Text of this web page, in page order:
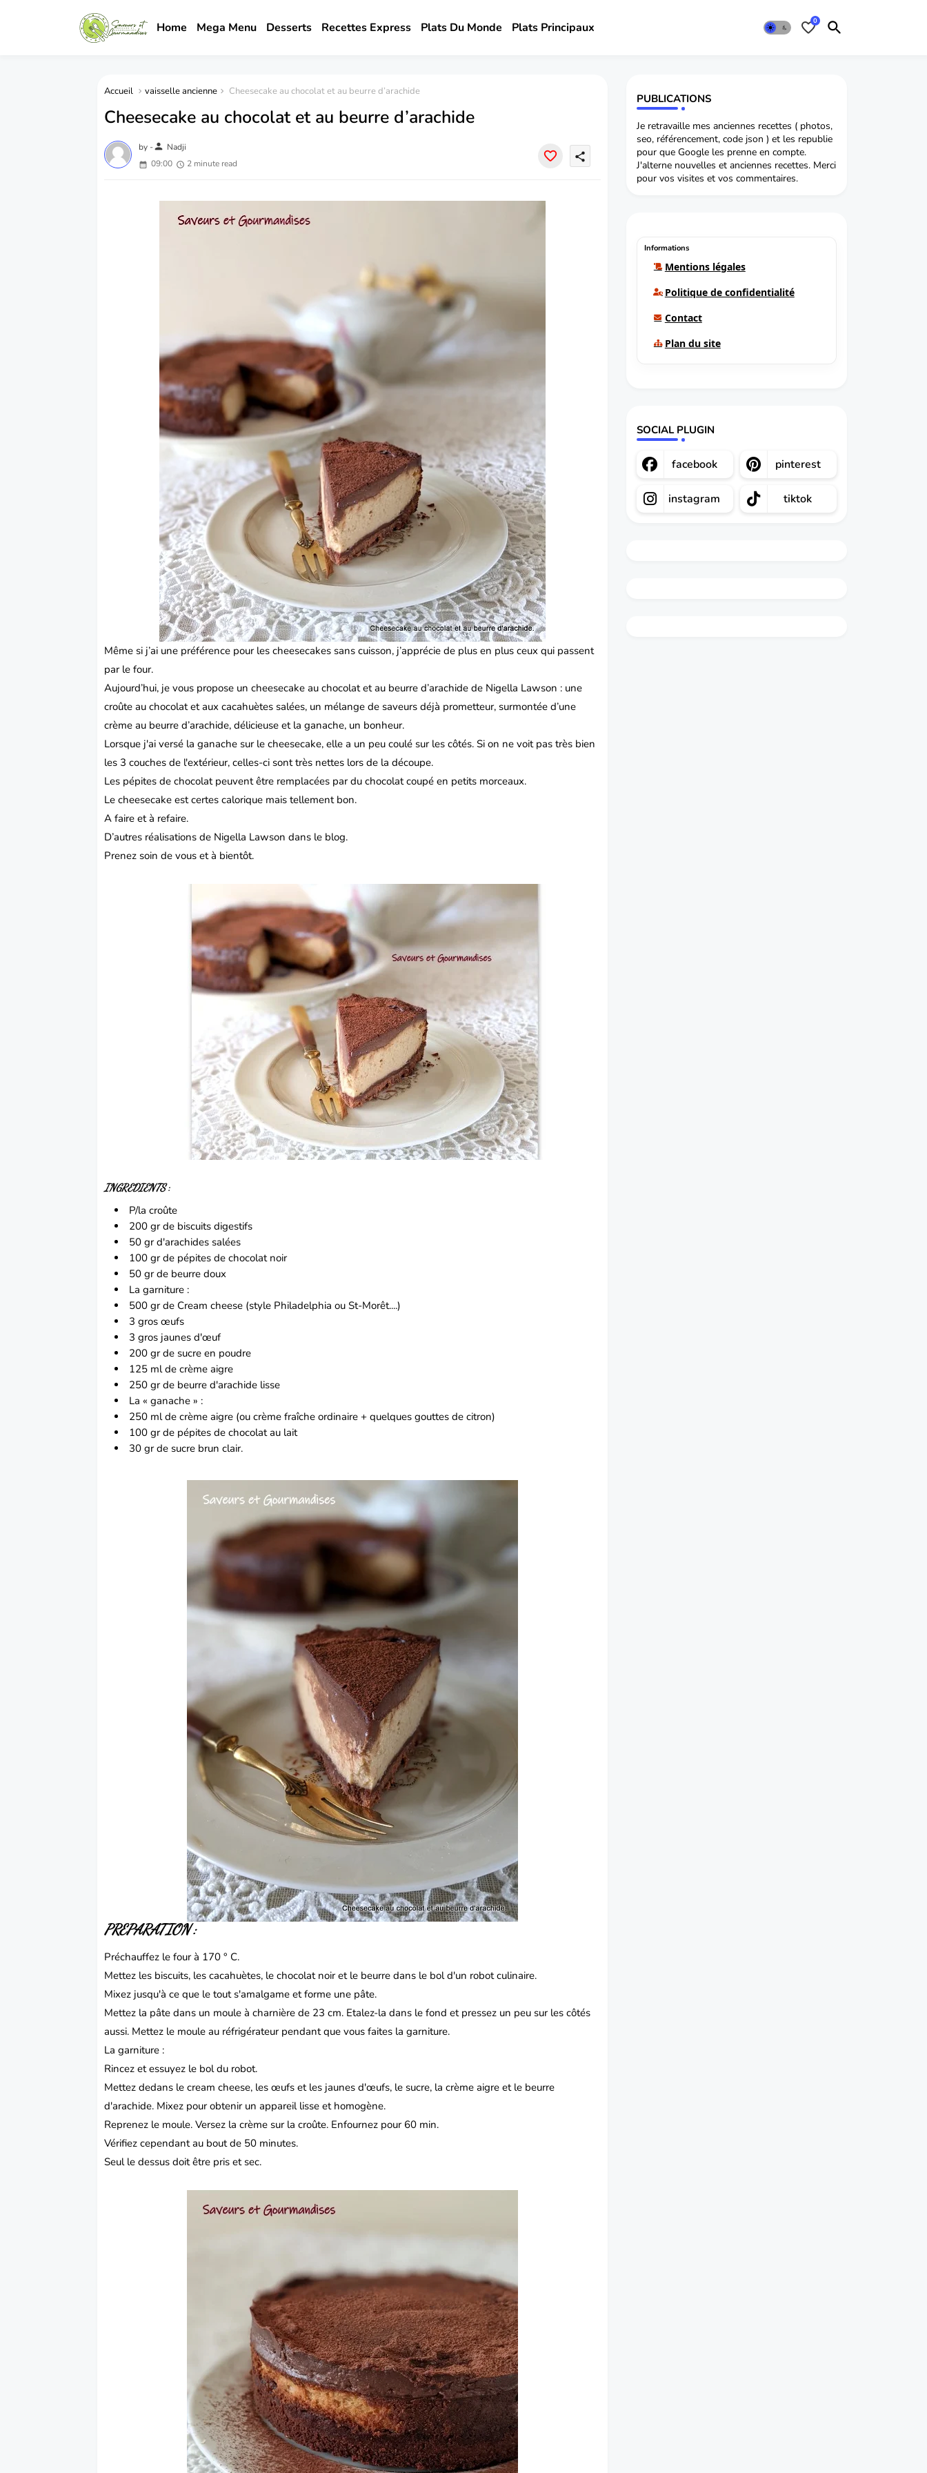
Home Mega Menu Desserts Recettes Express Plats Du Monde Plats Principaux 0
Accueil vaisselle ancienne Cheesecake au chocolat et au beurre d’arachide
Cheesecake au chocolat et au beurre d’arachide
by -person Nadji
09:00
2 minute read
share
Même si j’ai une préférence pour lescheesecakes sans cuisson, j’apprécie de plus en plus ceux qui passent
par le four.
Aujourd’hui, je vous propose un cheesecake au chocolat et au beurre d’arachide de Nigella Lawson : une
croûte au chocolat et aux cacahuètes salées, un mélange de saveurs déjà prometteur, surmontée d’une
crème au beurre d’arachide, délicieuse et la ganache, un bonheur.
Lorsque j'ai versé la ganache sur le cheesecake, elle a un peu coulé sur les côtés. Si on ne voit pas très bien
les 3 couches de l'extérieur, celles-ci sont très nettes lors de la découpe.
Les pépites de chocolat peuvent être remplacées par du chocolat coupé en petits morceaux.
Le cheesecake est certes calorique mais tellement bon.
A faire et à refaire.
D’autres réalisations de Nigella Lawson dans le blog.
Prenez soin de vous et à bientôt.
INGREDIENTS:
P/la croûte
200 gr de biscuits digestifs
50 gr d'arachides salées
100 gr de pépites de chocolat noir
50 gr de beurre doux
La garniture :
500 gr de Cream cheese (style Philadelphia ou St-Morêt....)
3 gros œufs
3 gros jaunes d'œuf
200 gr de sucre en poudre
125 ml de crème aigre
250 gr de beurre d'arachide lisse
La « ganache » :
250 ml de crème aigre (ou crème fraîche ordinaire + quelques gouttes de citron)
100 gr de pépites de chocolat au lait
30 gr de sucre brun clair.
PREPARATION :
Préchauffez le four à 170 ° C.
Mettez les biscuits, les cacahuètes, le chocolat noir et le beurre dans le bol d'un robot culinaire.
Mixez jusqu'à ce que le tout s'amalgame et forme une pâte.
Mettez la pâte dans un moule à charnière de 23 cm. Etalez-la dans le fond et pressez un peu sur les côtés
aussi. Mettez le moule au réfrigérateur pendant que vous faites la garniture.
La garniture :
Rincez et essuyez le bol du robot.
Mettez dedans le cream cheese, les œufs et les jaunes d'œufs, le sucre, la crème aigre et le beurre
d'arachide. Mixez pour obtenir un appareil lisse et homogène.
Reprenez le moule. Versez la crème sur la croûte. Enfournez pour 60 min.
Vérifiez cependant au bout de 50 minutes.
Seul le dessus doit être pris et sec.
PUBLICATIONS
Je retravaille mes anciennes recettes ( photos,
seo, référencement, code json ) et les republie
pour que Google les prenne en compte.
J'alterne nouvelles et anciennes recettes. Merci
pour vos visites et vos commentaires.
Informations
Mentions légales
Politique de confidentialité
Contact
Plan du site
SOCIAL PLUGIN
facebook pinterest
instagram tiktok